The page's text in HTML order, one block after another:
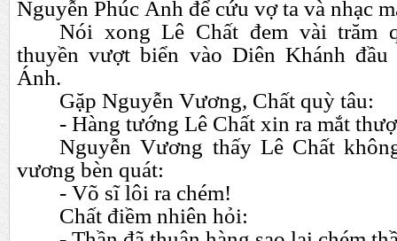
Nguyễn Phúc Ánh để cứu vợ ta và nhạc
Nói xong Lê Chất đem vài trăm
thuyền vượt biển vào Diên Khánh đầu
Ánh.
Gặp Nguyễn Vương, Chất quỳ tâu:
- Hàng tướng Lê Chất xin ra mắt
Nguyễn Vương thấy Lê Chất
vương bèn quát:
- Võ sĩ lôi ra chém!
Chất điềm nhiên hỏi: